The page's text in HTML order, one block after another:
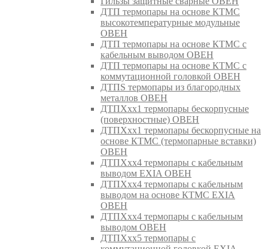
ДТП термопары на основе КТМС
высокотемпературные модульные
ОВЕН
ДТП термопары на основе КТМС с
кабельным выводом ОВЕН
ДТП термопары на основе КТМС с
коммутационной головкой ОВЕН
ДТПS термопары из благородных
металлов ОВЕН
ДТПХхх1 термопары бескорпусные
(поверхностные) ОВЕН
ДТПХхх1 термопары бескорпусные на
основе КТМС (термопарные вставки)
ОВЕН
ДТПХхх4 термопары с кабельным
выводом EXIA ОВЕН
ДТПХхх4 термопары с кабельным
выводом на основе КТМС EXIA
ОВЕН
ДТПХхх4 термопары с кабельным
выводом ОВЕН
ДТПХхх5 термопары с